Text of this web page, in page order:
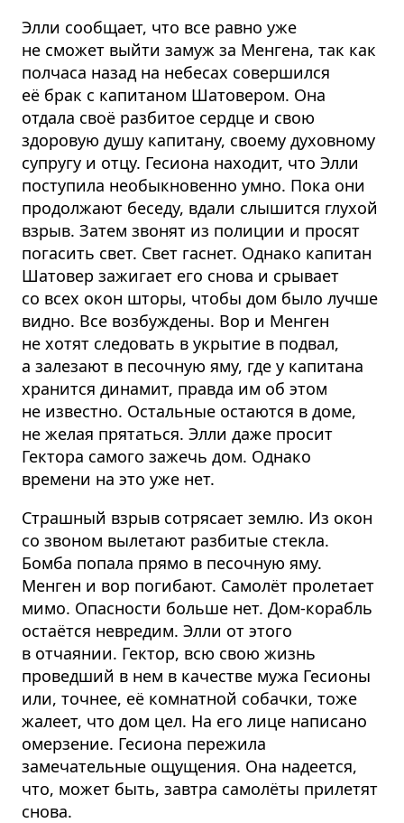
Элли сообщает, что все равно уже
не сможет выйти замуж за Менгена, так как
полчаса назад на небесах совершился
её брак с капитаном Шатовером. Она
отдала своё разбитое сердце и свою
здоровую душу капитану, своему духовному
супругу и отцу. Гесиона находит, что Элли
поступила необыкновенно умно. Пока они
продолжают беседу, вдали слышится глухой
взрыв. Затем звонят из полиции и просят
погасить свет. Свет гаснет. Однако капитан
Шатовер зажигает его снова и срывает
со всех окон шторы, чтобы дом было лучше
видно. Все возбуждены. Вор и Менген
не хотят следовать в укрытие в подвал,
а залезают в песочную яму, где у капитана
хранится динамит, правда им об этом
не известно. Остальные остаются в доме,
не желая прятаться. Элли даже просит
Гектора самого зажечь дом. Однако
времени на это уже нет.
Страшный взрыв сотрясает землю. Из окон
со звоном вылетают разбитые стекла.
Бомба попала прямо в песочную яму.
Менген и вор погибают. Самолёт пролетает
мимо. Опасности больше нет. Дом-корабль
остаётся невредим. Элли от этого
в отчаянии. Гектор, всю свою жизнь
проведший в нем в качестве мужа Гесионы
или, точнее, её комнатной собачки, тоже
жалеет, что дом цел. На его лице написано
омерзение. Гесиона пережила
замечательные ощущения. Она надеется,
что, может быть, завтра самолёты прилетят
снова.